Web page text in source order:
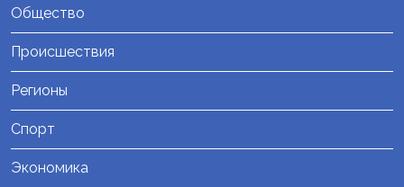
Общество
Происшествия
Регионы
Спорт
Экономика